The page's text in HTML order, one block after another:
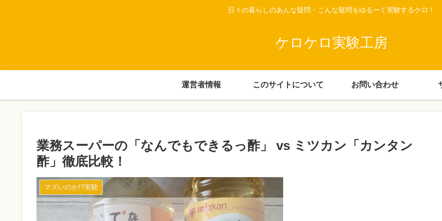
日々の暮らしのあんな疑問・こんな疑問をゆるーく実験するケロ！
ケロケロ実験工房
運営者情報 このサイトについて お問い合わせ
業務スーパーの「なんでもできるっ酢」 vs ミツカン「カンタン
酢」徹底比較！
マズいのか!?実験